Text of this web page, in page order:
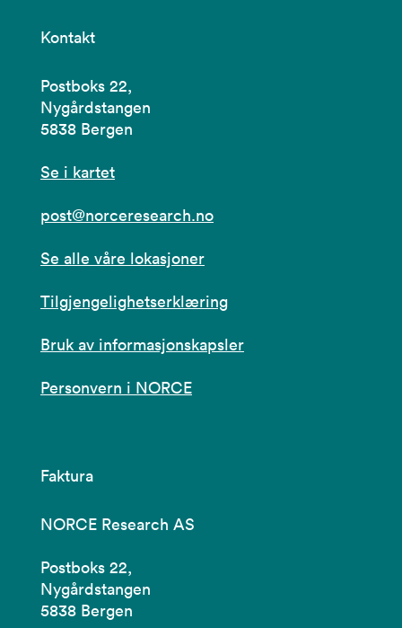
Kontakt
Postboks 22,
Nygårdstangen
5838 Bergen
Se i kartet
post@norceresearch.no
Se alle våre lokasjoner
Tilgjengelighetserklæring
Bruk av informasjonskapsler
Personvern i NORCE
Faktura
NORCE Research AS
Postboks 22,
Nygårdstangen
5838 Bergen